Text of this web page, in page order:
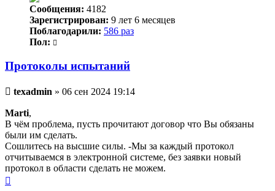
Сообщения: 4182
Зарегистрирован: 9 лет 6 месяцев
Поблагодарили: 586 раз
Пол:
Протоколы испытаний
Непрочитанное
texadmin » 06 сен 2024 19:14
Marti,
В чём проблема, пусть прочитают договор что Вы обязаны
были им сделать.
Сошлитесь на высшие силы. -Мы за каждый протокол
отчитываемся в электронной системе, без заявки новый
протокол в области сделать не можем.